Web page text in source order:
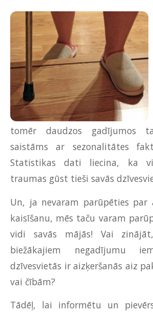
tomēr daudzos gadījumos
saistāms ar sezonalitātes
Statistikas dati liecina, ka
traumas gūst tieši savās
Un, ja nevaram parūpēties par
kaisīšanu, mēs taču varam
vidi savās mājās! Vai
biežākajiem negadījumu
dzīvesvietās ir aizķeršanās aiz
vai čībām?
Tādēļ, lai informētu un